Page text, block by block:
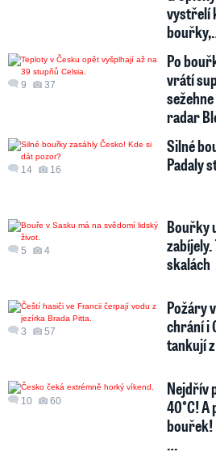
vystřelí
9 37
Po
vrátí
radar
14 16
Silné
Padaly
5 4
Bouřky
skalách
3 57
Požáry
chrání i
tankují
10 60
Nejdřív
40°C!
bouřek!
…